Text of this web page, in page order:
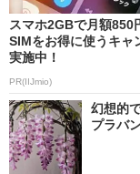
スマホ2GBで月額850
SIMをお得に使うキャ
実施中！
PR(IIJmio)
幻想的
プラバ